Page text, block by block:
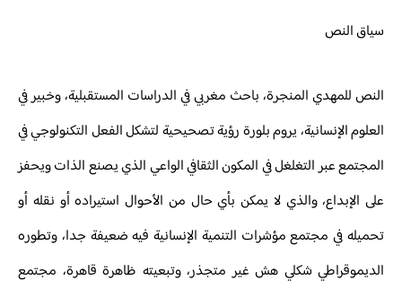
سياق النص
النص للمهدي المنجرة، باحث مغربي في الدراسات المستقبلية، وخبير في
العلوم الإنسانية، يروم بلورة رؤية تصحيحية لتشكل الفعل التكنولوجي في
المجتمع عبر التغلغل في المكون الثقافي الواعي الذي يصنع الذات ويحفز
على الإبداع، والذي لا يمكن بأي حال من الأحوال استيراده أو نقله أو
تحميله في مجتمع مؤشرات التنمية الإنسانية فيه ضعيفة جدا، وتطوره
الديموقراطي شكلي هش غير متجذر، وتبعيته ظاهرة قاهرة، مجتمع